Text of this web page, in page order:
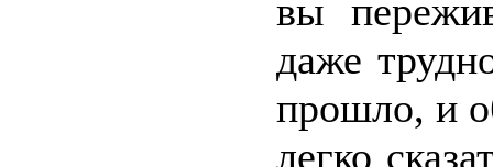
вы
даже
прошло, и
легко